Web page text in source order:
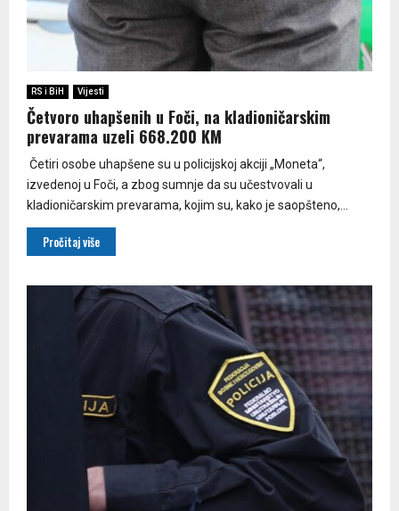
RS i BiH Vijesti
Četvoro uhapšenih u Foči, na kladioničarskim
prevarama uzeli 668.200 KM
Četiri osobe uhapšene su u policijskoj akciji „Moneta“,
izvedenoj u Foči, a zbog sumnje da su učestvovali u
kladioničarskim prevarama, kojim su, kako je saopšteno,...
Pročitaj više